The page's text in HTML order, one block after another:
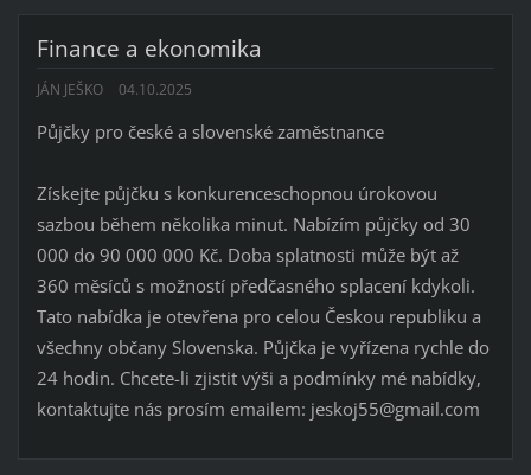
Finance a ekonomika
JÁN JEŠKO 04.10.2025
Půjčky pro české a slovenské zaměstnance
Získejte půjčku s konkurenceschopnou úrokovou
sazbou během několika minut. Nabízím půjčky od 30
000 do 90 000 000 Kč. Doba splatnosti může být až
360 měsíců s možností předčasného splacení kdykoli.
Tato nabídka je otevřena pro celou Českou republiku a
všechny občany Slovenska. Půjčka je vyřízena rychle do
24 hodin. Chcete-li zjistit výši a podmínky mé nabídky,
kontaktujte nás prosím emailem: jeskoj55@gmail.com